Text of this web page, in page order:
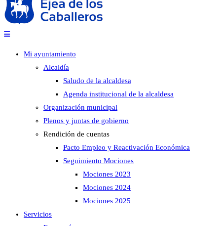
Mi ayuntamiento
Alcaldía
Saludo de la alcaldesa
Agenda institucional de la alcaldesa
Organización municipal
Plenos y juntas de gobierno
Rendición de cuentas
Pacto Empleo y Reactivación Económica
Seguimiento Mociones
Mociones 2023
Mociones 2024
Mociones 2025
Servicios